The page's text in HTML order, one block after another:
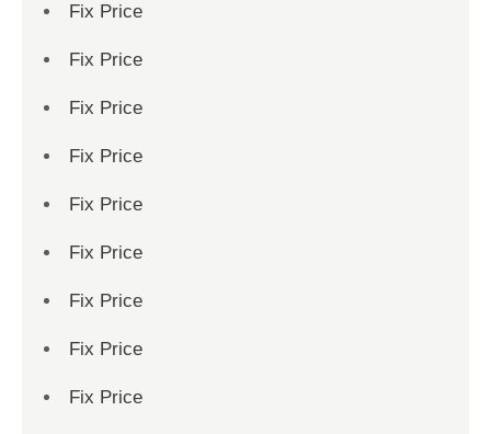
Fix Price
Fix Price
Fix Price
Fix Price
Fix Price
Fix Price
Fix Price
Fix Price
Fix Price